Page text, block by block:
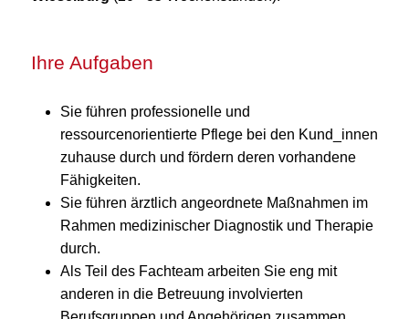
Ihre Aufgaben
Sie führen professionelle und
ressourcenorientierte Pflege bei den Kund_innen
zuhause durch und fördern deren vorhandene
Fähigkeiten.
Sie führen ärztlich angeordnete Maßnahmen im
Rahmen medizinischer Diagnostik und Therapie
durch.
Als Teil des Fachteam arbeiten Sie eng mit
anderen in die Betreuung involvierten